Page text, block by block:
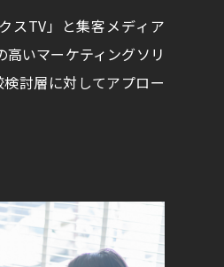
スTV」と集客メディア
高いマーケティングソリ
討層に対してアプロー